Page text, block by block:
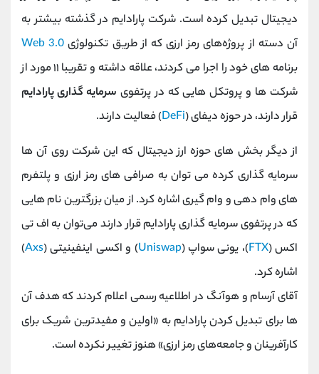
دیجیتال تبدیل کرده است. شرکت پارادایم در گذشته بیشتر به
آن دسته از پروژه‌های رمز ارزی که از طریق تکنولوژی Web 3.0
برنامه‌ های خود را اجرا می‌ کردند، علاقه داشته و تقریبا ۱۱ مورد از
شرکت‌ ها و پروتکل‌ هایی که در پرتفوی سرمایه گذاری پارادایم
قرار دارند، در حوزه دیفای (DeFi) فعالیت دارند.
از دیگر بخش‌ های حوزه ارز دیجیتال که این شرکت روی آن‌ ها
سرمایه گذاری کرده می‌ توان به صرافی‌ های رمز ارزی و پلتفرم‌
های وام دهی و وام گیری اشاره کرد. از میان بزرگترین نام‌ هایی
که در پرتفوی سرمایه گذاری پارادایم قرار دارند می‌توان به اف‌ تی‌
اکس (FTX)، یونی سواپ (Uniswap) و اکسی اینفینیتی (Axs
)
اشاره کرد.
آقای آرسام و هوآنگ در اطلاعیه رسمی اعلام کردند که هدف آن‌
ها برای تبدیل کردن پارادایم به «اولین و مفیدترین شریک برای
کارآفرینان و جامعه‌های رمز ارزی» هنوز تغییر نکرده است.